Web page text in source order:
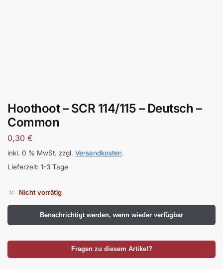
Hoothoot – SCR 114/115 – Deutsch –
Common
0,30 €
inkl. 0 % MwSt. zzgl. Versandkosten
Lieferzeit: 1-3 Tage
Nicht vorrätig
Benachrichtigt werden, wenn wieder verfügbar
Fragen zu diesem Artikel?